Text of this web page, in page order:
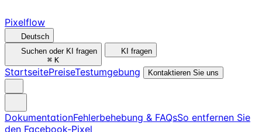
Pixelflow
Deutsch
Suchen oder KI fragen
⌘ K
KI fragen
StartseitePreiseTestumgebung Kontaktieren Sie uns
DokumentationFehlerbehebung & FAQsSo entfernen Sie
den Facebook-Pixel